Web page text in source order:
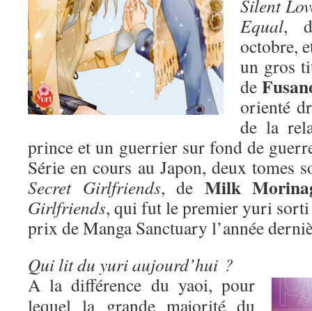
Silent
Equal,
octobre,
un gros
de
orienté
de la
prince et un guerrier sur fond de
Série en cours au Japon, deux tomes
Secret Girlfriends, de Milk
Girlfriends, qui fut le premier yuri sorti
prix de Manga Sanctuary l’année
Qui lit du yuri aujourd’hui ?
A la différence du yaoi, pour
lequel la grande majorité du